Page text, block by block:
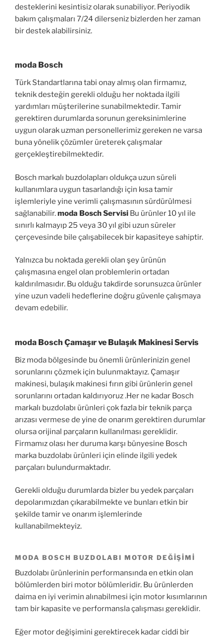
desteklerini kesintisiz olarak sunabiliyor. Periyodik
bakım çalışmaları 7/24 dilerseniz bizlerden her zaman
bir destek alabilirsiniz.
moda Bosch
Türk Standartlarına tabi onay almış olan firmamız,
teknik desteğin gerekli olduğu her noktada ilgili
yardımları müşterilerine sunabilmektedir. Tamir
gerektiren durumlarda sorunun gereksinimlerine
uygun olarak uzman personellerimiz gereken ne varsa
buna yönelik çözümler üreterek çalışmalar
gerçekleştirebilmektedir.
Bosch markalı buzdolapları oldukça uzun süreli
kullanımlara uygun tasarlandığı için kısa tamir
işlemleriyle yine verimli çalışmasının sürdürülmesi
sağlanabilir.moda Bosch Servisi Bu ürünler 10 yıl ile
sınırlı kalmayıp 25 veya 30 yıl gibi uzun süreler
çerçevesinde bile çalışabilecek bir kapasiteye sahiptir.
Yalnızca bu noktada gerekli olan şey ürünün
çalışmasına engel olan problemlerin ortadan
kaldırılmasıdır. Bu olduğu takdirde sorunsuzca ürünler
yine uzun vadeli hedeflerine doğru güvenle çalışmaya
devam edebilir.
moda Bosch Çamaşır ve Bulaşık Makinesi Servis
Biz moda bölgesinde bu önemli ürünlerinizin genel
sorunlarını çözmek için bulunmaktayız. Çamaşır
makinesi, bulaşık makinesi fırın gibi ürünlerin genel
sorunlarını ortadan kaldırıyoruz .Her ne kadar Bosch
markalı buzdolabı ürünleri çok fazla bir teknik parça
arızası vermese de yine de onarım gerektiren durumlar
olursa orijinal parçaların kullanılması gereklidir.
Firmamız olası her duruma karşı bünyesine Bosch
marka buzdolabı ürünleri için elinde ilgili yedek
parçaları bulundurmaktadır.
Gerekli olduğu durumlarda bizler bu yedek parçaları
depolarımızdan çıkarabilmekte ve bunları etkin bir
şekilde tamir ve onarım işlemlerinde
kullanabilmekteyiz.
MODA BOSCH BUZDOLABI MOTOR DEĞIŞIMI
Buzdolabı ürünlerinin performansında en etkin olan
bölümlerden biri motor bölümleridir. Bu ürünlerden
daima en iyi verimin alınabilmesi için motor kısımlarının
tam bir kapasite ve performansla çalışması gereklidir.
Eğer motor değişimini gerektirecek kadar ciddi bir